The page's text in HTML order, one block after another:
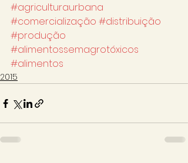
#agriculturaurbana
#comercialização #distribuição
#produção
#alimentossemagrotóxicos
#alimentos
2015